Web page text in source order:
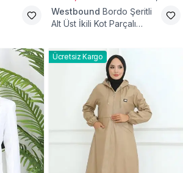
Westbound Bordo Şeritli
Alt Üst İkili Kot Parçalı
Ücretsiz Kargo